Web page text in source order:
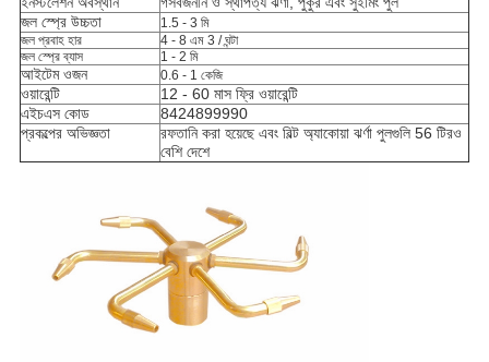
জল স্প্রে উচ্চতা
1.5 - 3 মি
জল প্রবাহ হার
4 - 8 এম 3 / ঘন্টা
জল স্প্রে ব্যাস
1 - 2 মি
আইটেম ওজন 0.6 - 1 কেজি
ওয়ারেন্টি
12 - 60 মাস ফ্রি ওয়ারেন্টি
এইচএস কোড
8424899990
প্রকল্পের অভিজ্ঞতা
রফতানি করা হয়েছে এবং বিল্ট অ্যাকোয়া ঝর্ণা পুলগুলি 56 টিরও
বেশি দেশে